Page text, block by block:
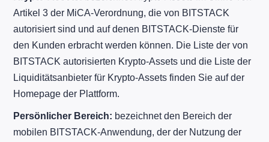
Artikel 3 der MiCA-Verordnung, die von BITSTACK
autorisiert sind und auf denen BITSTACK-Dienste für
den Kunden erbracht werden können. Die Liste der von
BITSTACK autorisierten Krypto-Assets und die Liste der
Liquiditätsanbieter für Krypto-Assets finden Sie auf der
Homepage der Plattform.
Persönlicher Bereich: bezeichnet den Bereich der
mobilen BITSTACK-Anwendung, der der Nutzung der